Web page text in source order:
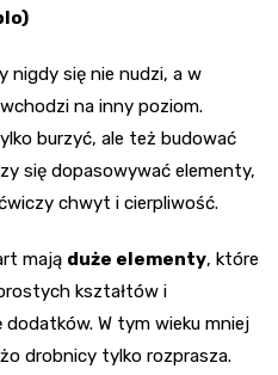
nigdy się nie nudzi, a w
na inny poziom.
burzyć, ale też budować
się dopasowywać elementy,
chwyt i cierpliwość.
mają duże elementy, które
kształtów i
W tym wieku mniej
drobnicy tylko rozprasza.